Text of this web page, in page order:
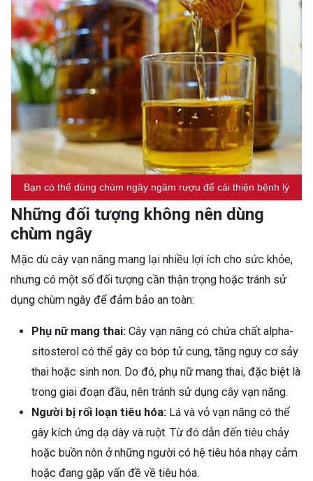
Bạn có thể dùng chùm ngây ngâm rượu để cải thiện bệnh lý
Những đối tượng không nên dùng
chùm ngây
Mặc dù cây vạn năng mang lại nhiều lợi ích cho sức khỏe,
nhưng có một số đối tượng cần thận trọng hoặc tránh sử
dụng chùm ngây để đảm bảo an toàn:
Phụ nữ mang thai: Cây vạn năng có chứa chất alpha-
sitosterol có thể gây co bóp tử cung, tăng nguy cơ sảy
thai hoặc sinh non. Do đó, phụ nữ mang thai, đặc biệt là
trong giai đoạn đầu, nên tránh sử dụng cây vạn năng.
Người bị rối loạn tiêu hóa: Lá và vỏ vạn năng có thể
gây kích ứng dạ dày và ruột. Từ đó dẫn đến tiêu chảy
hoặc buồn nôn ở những người có hệ tiêu hóa nhạy cảm
hoặc đang gặp vấn đề về tiêu hóa.